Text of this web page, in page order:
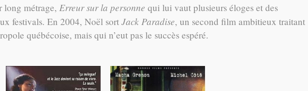
long métrage, Erreur sur la personne qui lui vaut plusieurs éloges et des
festivals. En 2004, Noël sort Jack Paradise, un second film ambitieux traitant
québécoise, mais qui n’eut pas le succès espéré.